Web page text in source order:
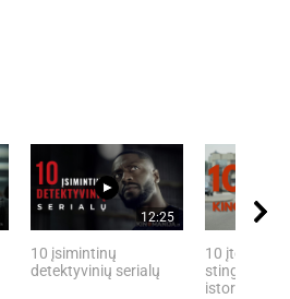
12:25
10 įsimintinų
detektyvinių serialų
10 įtemptų,
stingdančių
istorijų